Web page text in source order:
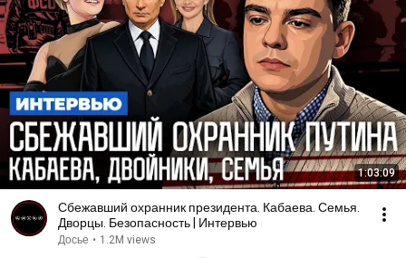
1:03:09
Сбежавший охранник президента. Кабаева. Семья.
Дворцы. Безопасность | Интервью
Досье • 1.2M views